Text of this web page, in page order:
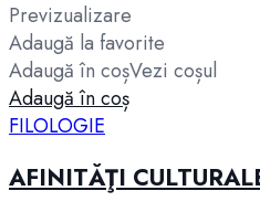
Previzualizare
Adaugă la favorite
Adaugă în coșVezi coșul
Adaugă în coș
FILOLOGIE
AFINITĂŢI